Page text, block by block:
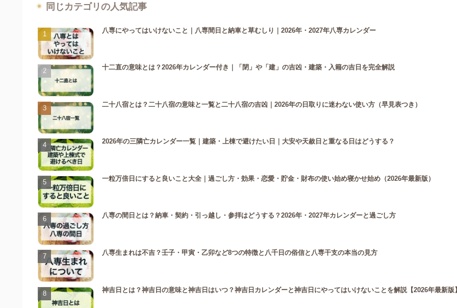
同じカテゴリの人気記事
八専にやってはいけないこと｜八専間日と納車と草むしり｜2026年・2027年八専カレンダー
十二直の意味とは？2026年カレンダー付き｜「閉」や「建」の吉凶・建築・入籍の吉日を完全解説
二十八宿とは？二十八宿の意味と一覧と二十八宿の吉凶｜2026年の日取りに迷わない使い方（早見表つき）
2026年の三隣亡カレンダー一覧｜建築・上棟で避けたい日｜大安や天赦日と重なる日はどうする？
一粒万倍日にすると良いこと大全｜過ごし方・効果・恋愛・貯金・財布の使い始め寝かせ始め（2026年最新版）
八専の間日とは？納車・契約・引っ越し・参拝はどうする？2026年・2027年カレンダーと過ごし方
八専生まれは不吉？壬子・甲寅・乙卯など8つの特徴と八千日の俗信と八専干支の本当の見方
神吉日とは？神吉日の意味と神吉日はいつ？神吉日カレンダーと神吉日にやってはいけないことを解説【2026年最新版